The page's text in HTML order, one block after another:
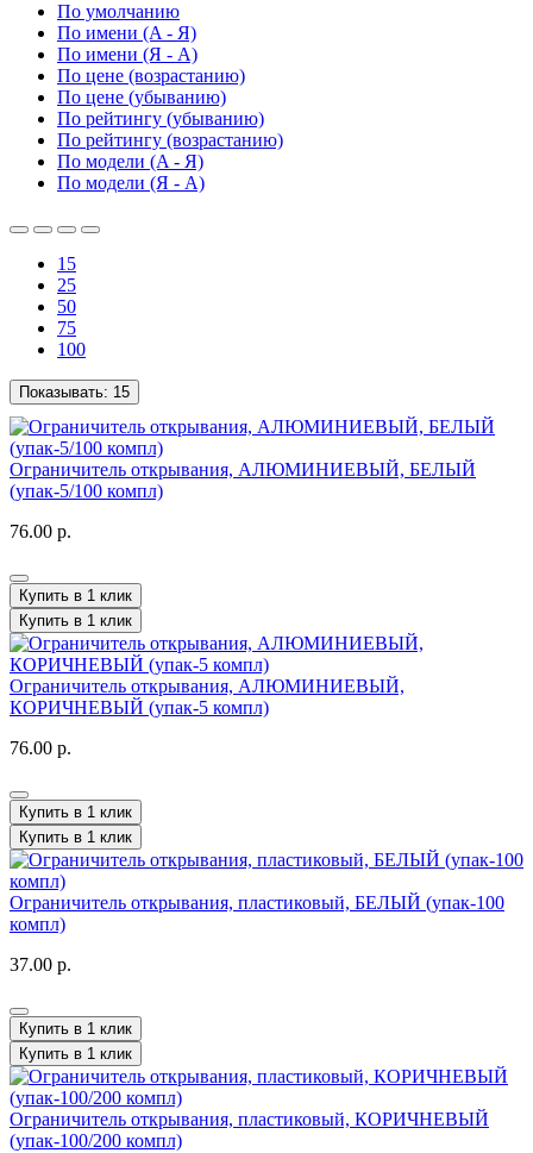
По умолчанию
По имени (A - Я)
По имени (Я - A)
По цене (возрастанию)
По цене (убыванию)
По рейтингу (убыванию)
По рейтингу (возрастанию)
По модели (A - Я)
По модели (Я - A)
15
25
50
75
100
Показывать: 15
Ограничитель открывания, АЛЮМИНИЕВЫЙ, БЕЛЫЙ
(упак-5/100 компл)
76.00 р.
Купить в 1 клик
Купить в 1 клик
Ограничитель открывания, АЛЮМИНИЕВЫЙ,
КОРИЧНЕВЫЙ (упак-5 компл)
76.00 р.
Купить в 1 клик
Купить в 1 клик
Ограничитель открывания, пластиковый, БЕЛЫЙ (упак-100
компл)
37.00 р.
Купить в 1 клик
Купить в 1 клик
Ограничитель открывания, пластиковый, КОРИЧНЕВЫЙ
(упак-100/200 компл)